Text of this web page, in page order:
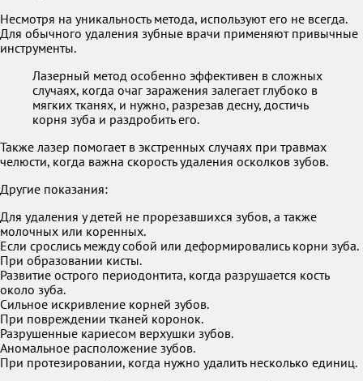
Несмотря на уникальность метода, используют его не всегда.
Для обычного удаления зубные врачи применяют привычные
инструменты.
Лазерный метод особенно эффективен в сложных
случаях, когда очаг заражения залегает глубоко в
мягких тканях, и нужно, разрезав десну, достичь
корня зуба и раздробить его.
Также лазер помогает в экстренных случаях при травмах
челюсти, когда важна скорость удаления осколков зубов.
Другие показания:
Для удаления у детей не прорезавшихся зубов, а также
молочных или коренных.
Если срослись между собой или деформировались корни зуба.
При образовании кисты.
Развитие острого периодонтита, когда разрушается кость
около зуба.
Сильное искривление корней зубов.
При повреждении тканей коронок.
Разрушенные кариесом верхушки зубов.
Аномальное расположение зубов.
При протезировании, когда нужно удалить несколько единиц.